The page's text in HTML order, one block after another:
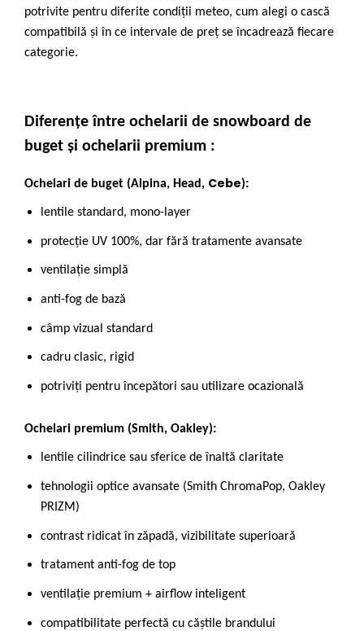
potrivite pentru diferite condiții meteo, cum alegi o cască
compatibilă și în ce intervale de preț se încadrează fiecare
categorie.
Diferențe între ochelarii de snowboard de
buget și ochelarii premium :
Ochelari de buget (Alpina, Head , Cebe):
lentile standard, mono-layer
protecție UV 100%, dar fără tratamente avansate
ventilație simplă
anti-fog de bază
câmp vizual standard
cadru clasic, rigid
potriviți pentru începători sau utilizare ocazională
Ochelari premium (Smith, Oakley):
lentile cilindrice sau sferice de înaltă claritate
tehnologii optice avansate (Smith ChromaPop, Oakley
PRIZM)
contrast ridicat în zăpadă, vizibilitate superioară
tratament anti-fog de top
ventilație premium + airflow inteligent
compatibilitate perfectă cu căștile brandului